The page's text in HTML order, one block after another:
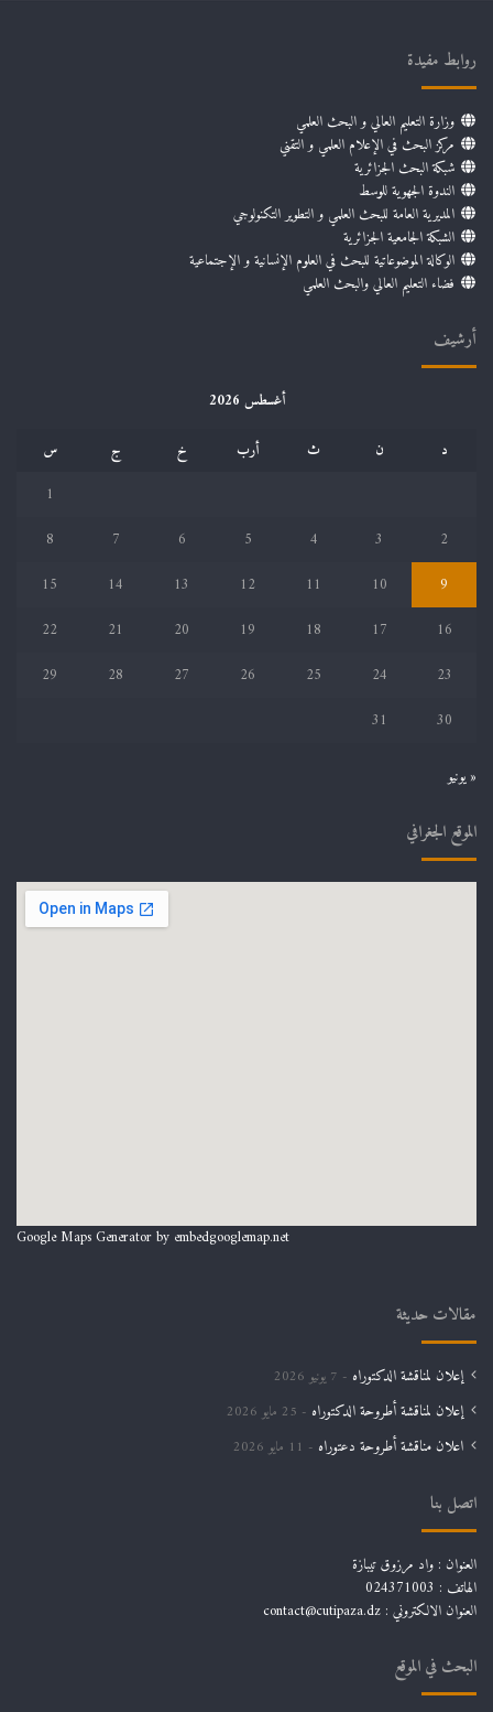
روابط مفيدة
وزارة التعليم العالي و البحث العلمي
مركز البحث في الإعلام العلمي و التقني
شبكة البحث الجزائرية
الندوة الجهوية للوسط
المديرية العامة للبحث العلمي و التطوير التكنولوجي
الشبكة الجامعية الجزائرية
الوكالة الموضوعاتية للبحث في العلوم الإنسانية و الإجتماعية
فضاء التعليم العالي والبحث العلمي
أرشيف
أغسطس 2026
د
ن ث أرب خ ج
س
1
2
3
4
5
6
7
8
9
10
11
12
13
14
15
16
17
18
19
20
21
22
23
24
25
26
27
28
29
30
31
« يونيو
الموقع الجغرافي
Google Maps Generator by embedgooglemap.net
مقالات حديثة
إعلان لمناقشة الدكتوراه 7 يونيو 2026
إعلان لمناقشة أطروحة الدكتوراه 25 مايو 2026
اعلان مناقشة أطروحة دعتوراه 11 مايو 2026
اتصل بنا
العنوان : واد مرزوق تيبازة
الهاتف : 024371003
العنوان الالكتروني : contact@cutipaza.dz
البحث في الموقع